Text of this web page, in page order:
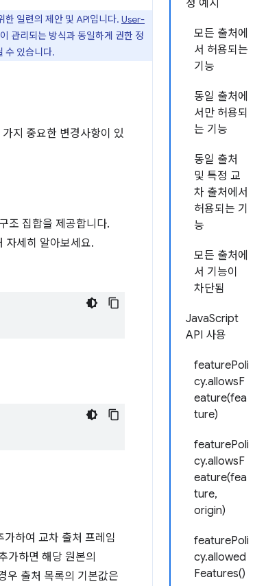
정 예시
모든 출처에
서 허용되는
기능
동일 출처에
서만 허용되
는 기능
동일 출처
및 특정 교
차 출처에서
허용되는 기
능
모든 출처에
서 기능이
차단됨
JavaScript
API 사용
featurePoli
cy.allowsF
eature(fea
ture)
featurePoli
cy.allowsF
eature(fea
ture,
origin)
featurePoli
cy.allowed
Features()
한 일련의 제안 및 API입니다. User-
관리되는 방식과 동일하게 권한 정
수 있습니다.
지 중요한 변경사항이 있
조 집합을 제공합니다.
자세히 알아보세요.
가하여 교차 출처 프레임
가하면 해당 원본의
우 출처 목록의 기본값은